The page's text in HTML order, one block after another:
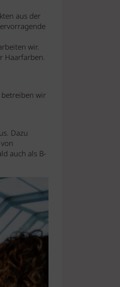
aus der
wir.
Haarfarben.
wir
Dazu
auch als B-